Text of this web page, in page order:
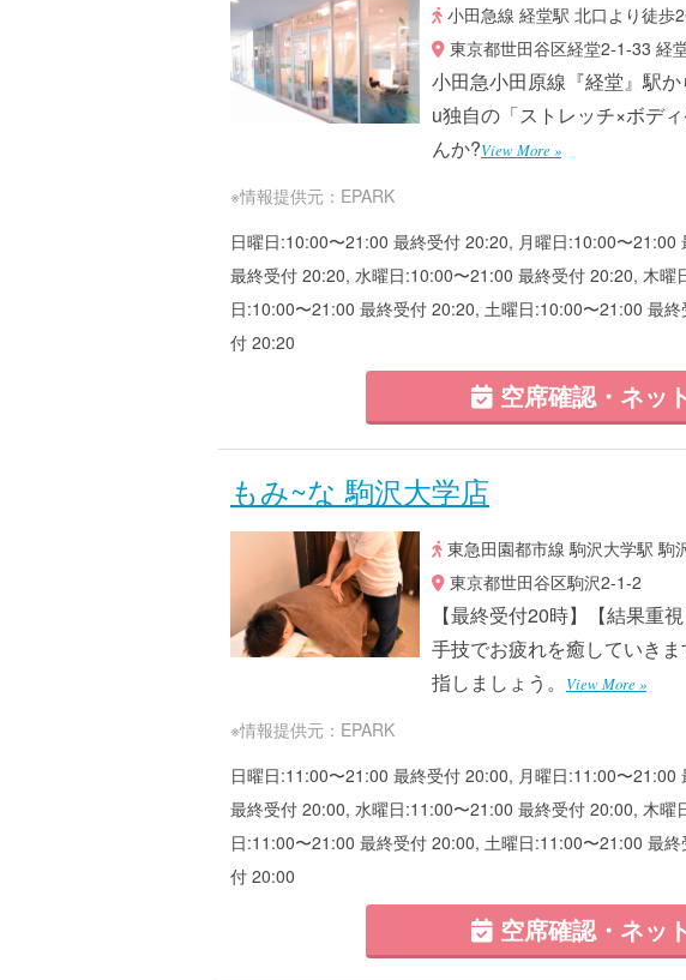
小田急線 経堂駅 北口より徒歩
東京都世田谷区経堂2-1-33 経
小田急小田原線『経堂』駅
u独自の「ストレッチ×ボデ
んか?View More »
※情報提供元：EPARK
日曜日:10:00〜21:00 最終受付 20:20, 月曜日:10:00〜
最終受付 20:20, 水曜日:10:00〜21:00 最終受付 20:20, 木
日:10:00〜21:00 最終受付 20:20, 土曜日:10:00〜21:00 最
付 20:20
空席確認・ネッ
もみ~な 駒沢大学店
東急田園都市線 駒沢大学駅 駒
東京都世田谷区駒沢2-1-2
【最終受付20時】【結果重
手技でお疲れを癒していき
指しましょう。
View More »
※情報提供元：EPARK
日曜日:11:00〜21:00 最終受付 20:00, 月曜日:11:00〜
最終受付 20:00, 水曜日:11:00〜21:00 最終受付 20:00, 木
日:11:00〜21:00 最終受付 20:00, 土曜日:11:00〜21:00 最
付 20:00
空席確認・ネッ